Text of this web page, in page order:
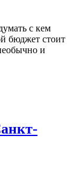
с кем
бюджет стоит
и